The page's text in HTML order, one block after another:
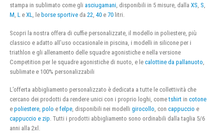
stampa in sublimato come gli asciugamani, disponibili in 5 misure, dalla XS, S,
M, L e XL, le borse sportive da 22, 40 e 70 litri.
Scopri la nostra offera di cuffie personalizzate, il modello in poliestere, più
classico e adatto all’uso occasionale in piscina, i modelli in silicone per i
triathlon e gli allenamento delle squadre agonistiche e nella versione
Competition per le squadre agonistiche di nuoto, e le calottine da pallanuoto
sublimate e 100% personalizzabili
L’offerta abbigliamento personalizzato è dedicata a tutte le collettività che
cercano dei prodotti da rendere unici con i proprio loghi, cometshirt in cotone
e poliestere polo e felpe , disponibili nei modelli girocollo , con cappuccio e
cappuccio e zip . Tutti i prodotti abbigliamento sono ordinabili dalla taglia 5/6
anni alla 2xl.